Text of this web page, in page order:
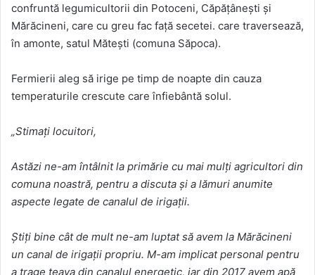
confruntă legumicultorii din Potoceni, Căpăţâneşti şi
Mărăcineni, care cu greu fac faţă secetei. care traversează,
în amonte, satul Măteşti (comuna Săpoca).
Fermierii aleg să irige pe timp de noapte din cauza
temperaturile crescute care înfiebântă solul.
„Stimați locuitori,
Astăzi ne-am întâlnit la primărie cu mai mulți agricultori din
comuna noastră, pentru a discuta și a lămuri anumite
aspecte legate de canalul de irigații.
Știți bine cât de mult ne-am luptat să avem la Mărăcineni
un canal de irigații propriu. M-am implicat personal pentru
a trage țeava din canalul energetic, iar din 2017 avem apă